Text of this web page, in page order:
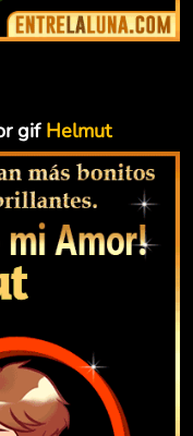
gif Helmut